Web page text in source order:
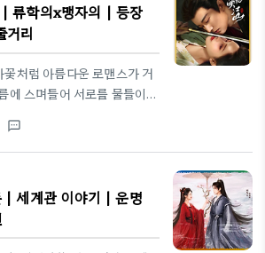
한다. 작품은 바로 이 이중성
근일(寧謹一)의 관계에 투영
동맹이 뒤엉킨 드라마를 빚어
大寧)’의 세계관드라마는 실
가공 왕조 대녕 말기를 무대
동치며, 선황의 급서 이후
류학의x맹자의 | 등장
거리
꽃처럼 아름다운 로맨스가 거
에 스며들어 서로를 물들이는
야가 사랑과 생존, 권모술수
방패가 되며 숨막히는 긴장감
정치 스릴러의 결합, 고밀도
각적인 미장센이 돋보이며
제작으로 주목받고 있다.2️⃣
花映江山)원작: 백로성쌍의
textsms
| 세계관 이야기 | 운명